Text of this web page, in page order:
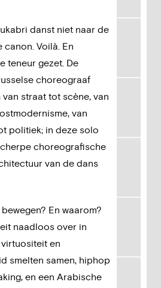
danst niet naar de
canon. Voilà. En
teneur gezet. De
choreograaf
straat tot scène, van
van
politiek; in deze solo
choreografische
van de dans
En waarom?
naadloos over in
en
smelten samen, hiphop
en een Arabische